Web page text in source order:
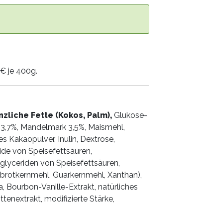
je 400g.
Fette (Kokos, Palm), Glukose-
Mandelmark 3,5%, Maismehl,
Kakaopulver, Inulin, Dextrose,
von Speisefettsäuren,
von Speisefettsäuren,
Guarkernmehl, Xanthan),
Bourbon-Vanille-Extrakt, natürliches
modifizierte Stärke,